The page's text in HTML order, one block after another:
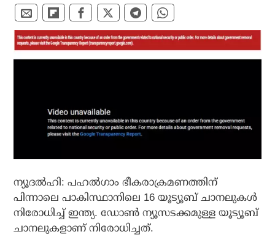
ന്യൂദല്‍ഹി: പഹല്‍ഗാം ഭീകരാക്രമണത്തിന്
പിന്നാലെ പാകിസ്ഥാനിലെ 16 യൂട്യൂബ് ചാനലുകള്‍
നിരോധിച്ച് ഇന്ത്യ. ഡോണ്‍ ന്യൂസടക്കമുള്ള യൂട്യൂബ്
ചാനലുകളാണ് നിരോധിച്ചത്.